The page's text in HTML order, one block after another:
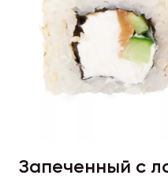
Запеченный с